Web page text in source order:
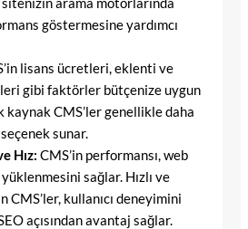
göstermesine yardımcı
lisans ücretleri, eklenti ve
gibi faktörler bütçenize uygun
kaynak CMS’ler genellikle daha
sunar.
Hız: CMS’in performansı, web
sağlar. Hızlı ve
CMS’ler, kullanıcı deneyimini
açısından avantaj sağlar.